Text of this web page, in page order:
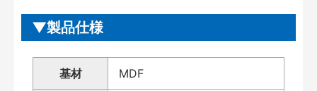
製品仕様
基材 MDF